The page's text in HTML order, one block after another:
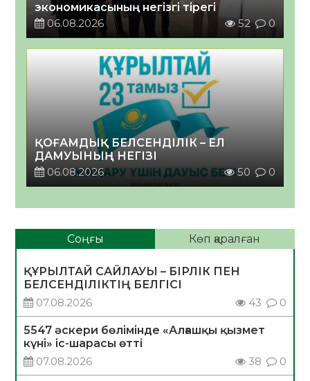
экономикасының негізгі тірегі
06.08.2026
52 0
ҚОҒАМДЫҚ БЕЛСЕНДІЛІК – ЕЛ
ДАМУЫНЫҢ НЕГІЗІ
06.08.2026
50 0
Соңғы Көп қаралған
ҚҰРЫЛТАЙ САЙЛАУЫ – БІРЛІК ПЕН
БЕЛСЕНДІЛІКТІҢ БЕЛГІСІ
07.08.2026
43 0
5547 әскери бөлімінде «Алғашқы қызмет
күні» іс-шарасы өтті
07.08.2026
38 0